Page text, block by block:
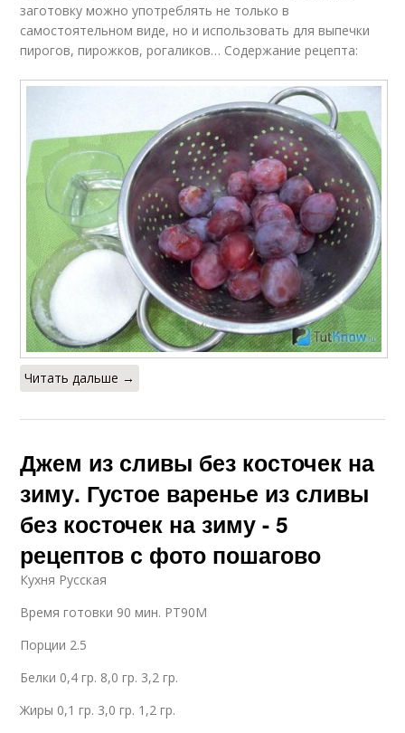
заготовку можно употреблять не только в
самостоятельном виде, но и использовать для выпечки
пирогов, пирожков, рогаликов… Содержание рецепта:
Читать дальше →
Джем из сливы без косточек на
зиму. Густое варенье из сливы
без косточек на зиму - 5
рецептов с фото пошагово
Кухня Русская
Время готовки 90 мин. PT90M
Порции 2.5
Белки 0,4 гр. 8,0 гр. 3,2 гр.
Жиры 0,1 гр. 3,0 гр. 1,2 гр.